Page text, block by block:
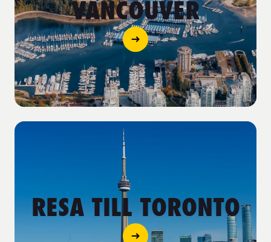
VANCOUVER
RESA TILL TORONTO